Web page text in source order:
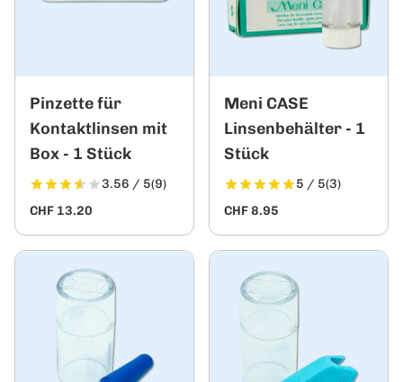
Pinzette für
Kontaktlinsen mit
Box - 1 Stück
3.56 / 5(9)
CHF 13.20
Meni CASE
Linsenbehälter - 1
Stück
5 / 5(3)
CHF 8.95